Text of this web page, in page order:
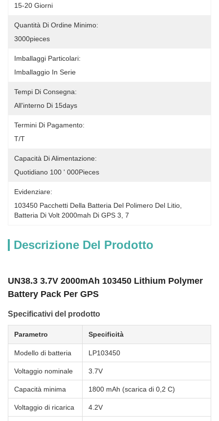
15-20 Giorni
Quantità Di Ordine Minimo:
3000pieces
Imballaggi Particolari:
Imballaggio In Serie
Tempi Di Consegna:
All'interno Di 15days
Termini Di Pagamento:
T/T
Capacità Di Alimentazione:
Quotidiano 100 ' 000Pieces
Evidenziare:
103450 Pacchetti Della Batteria Del Polimero Del Litio
Batteria Di Volt 2000mah Di GPS 3 7
Descrizione Del Prodotto
UN38.3 3.7V 2000mAh 103450 Lithium Polymer
Battery Pack Per GPS
Specificativi del prodotto
Parametro Specificità
Modello di batteria LP103450
Voltaggio nominale 3.7V
Capacità minima 1800 mAh (scarica di 0,2 C)
Voltaggio di ricarica 4.2V